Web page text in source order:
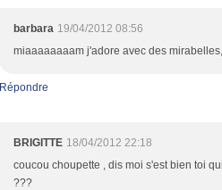
barbara 19/04/2012 08:56
miaaaaaaaam j'adore avec des
Répondre
BRIGITTE 18/04/2012 22:18
coucou choupette , dis moi s'est bien toi
???